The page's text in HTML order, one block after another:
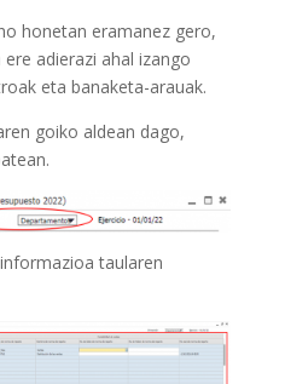
honetan eramanez gero,
adierazi ahal izango
eta banaketa-arauak.
goiko aldean dago,
taularen